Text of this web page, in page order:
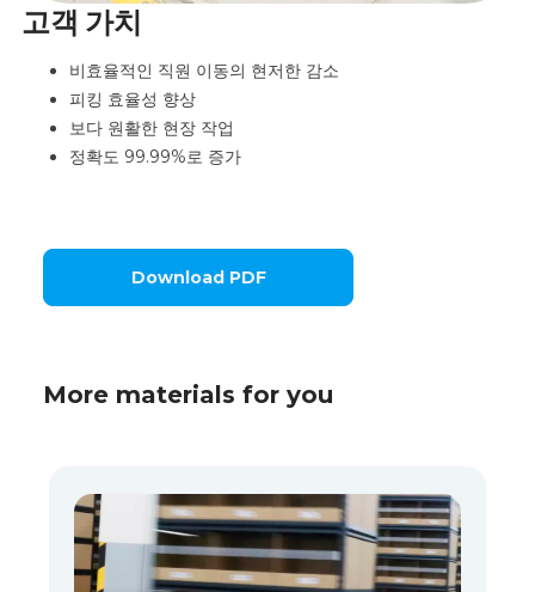
고객 가치
비효율적인 직원 이동의 현저한 감소
피킹 효율성 향상
보다 원활한 현장 작업
정확도 99.99%로 증가
Download PDF
More materials for you